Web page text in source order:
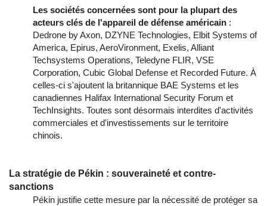
Les sociétés concernées sont pour la plupart des
acteurs clés de l'appareil de défense américain :
Dedrone by Axon, DZYNE Technologies, Elbit Systems of
America, Epirus, AeroVironment, Exelis, Alliant
Techsystems Operations, Teledyne FLIR, VSE
Corporation, Cubic Global Defense et Recorded Future. À
celles-ci s'ajoutent la britannique BAE Systems et les
canadiennes Halifax International Security Forum et
TechInsights. Toutes sont désormais interdites d'activités
commerciales et d'investissements sur le territoire
chinois.
La stratégie de Pékin : souveraineté et contre-
sanctions
Pékin justifie cette mesure par la nécessité de protéger sa